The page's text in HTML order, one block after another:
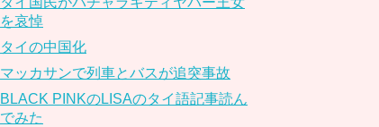
を哀悼
タイの中国化
マッカサンで列車とバスが追突事故
BLACK PINKのLISAのタイ語記事読ん
でみた